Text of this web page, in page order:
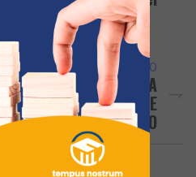
Metropolitana:
Flegrea
ARTICOLO SUCCESSIVO
Nel Mirino Dei Ladri A
Saccheggiata – LE
FOTO